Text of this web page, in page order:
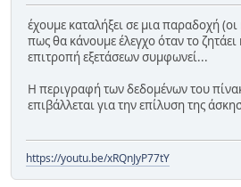
έχουμε καταλήξει σε μια παραδοχή
πως θα κάνουμε έλεγχο όταν το
επιτροπή εξετάσεων συμφωνεί...
Η περιγραφή των δεδομένων του
επιβάλλεται για την επίλυση της
https://youtu.be/xRQnJyP77tY